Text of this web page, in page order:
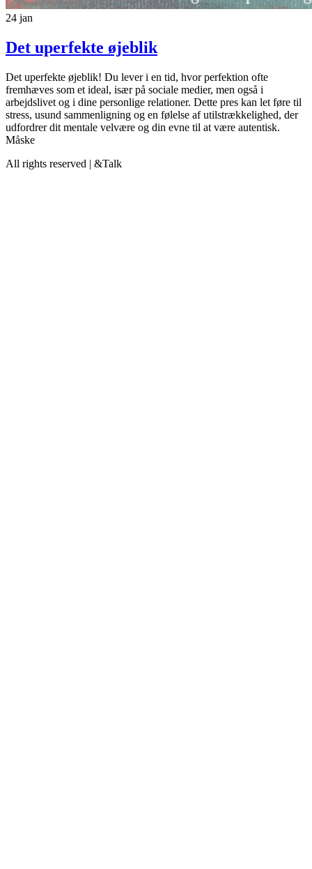
24 jan
Det uperfekte øjeblik
Det uperfekte øjeblik! Du lever i en tid, hvor perfektion ofte
fremhæves som et ideal, især på sociale medier, men også i
arbejdslivet og i dine personlige relationer. Dette pres kan let føre til
stress, usund sammenligning og en følelse af utilstrækkelighed, der
udfordrer dit mentale velvære og din evne til at være autentisk.
Måske
All rights reserved | &Talk